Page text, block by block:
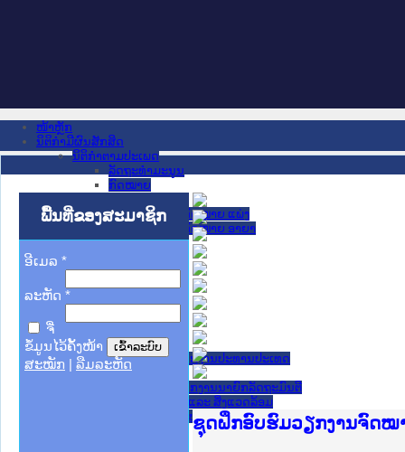
ໜ້າຫຼັກ
ນິຕິກໍາມີຜົນສັກສິດ
ນິຕິກໍາຕາມປະເພດ
ລັດຖະທໍາມະນູນ
ກົດໝາຍ
ປະມວນກົດໝາຍ ແພ່ງ
ປະມວນກົດໝາຍ ອາຍາ
ມະຕິຕົກລົງ
ລັດຖະດໍາລັດ
ດໍາລັດ
ຄໍາສັ່ງ
ນິຕິກໍາຂັ້ນສູນກາງ
ຫ້ອງວ່າການສໍານັກງານປະທານປະເທດ
ສະພາແຫ່ງຊາດ
ຫ້ອງວ່າການສຳນັກງານນາຍົກລັດຖະມົນຕີ
ກະຊວງ ກະສິກຳ ແລະ ສິ່ງແວດລ້ອມ
ກະຊວງ ການຕ່າງປະເທດ
ພື້ນທີ່ຂອງສະມາຊິກ
ອີເມລ *
ລະຫັດ *
ຈື່
ຂໍ້ມູນໄວ້ຄັ້ງໜ້າ
ສະໝັກ
ລືມລະຫັດ
Ministry of Justice Lao
ເຜີຍແຜ່ວັບໄຊຈົດໝາຍເຫດ
ກະຊວງຍຸຕິທຳ
ຊຸດຝຶກອົບຮົມວຽກງານຈົດໝ
ກອງປະຊຸມທົບທວນຄືນການ
ຝຶກອົບຮົມ ຜູ່ປະສານງານວຽ
ຝຶກອົບຮົມ ຜູ່ປະສານງານວຽ
ເຜີຍແຜ່ແອັບກົດໝາຍລາວ ແ
ເຜີຍແຜ່ແອັບກົດໝາຍລາວ ແ
ຍົກລະດັບວຽກງານຈົດໝາຍ
ຊຸດຝຶກອົບຮົມວຽກງານຈົດໝ